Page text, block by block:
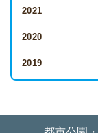
2021
2020
2019